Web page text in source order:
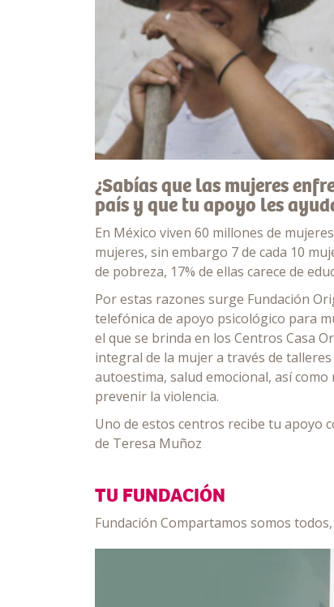
¿Sabías que las mujeres
país y que tu apoyo les
En México viven 60 millones de
mujeres, sin embargo 7 de cada 10
de pobreza, 17% de ellas carece de
Por estas razones surge Fundación
telefónica de apoyo psicológico para
el que se brinda en los Centros Casa
integral de la mujer a través de
autoestima, salud emocional, así
prevenir la violencia.
Uno de estos centros recibe tu apoyo
de Teresa Muñoz
TU FUNDACIÓN
Fundación Compartamos somos